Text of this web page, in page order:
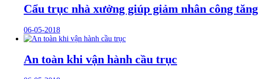
Cẩu trục nhà xưởng giúp giảm nhân công
06-05-2018
An toàn khi vận hành cầu trục